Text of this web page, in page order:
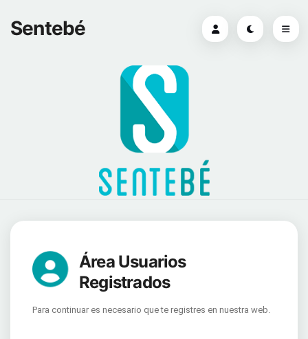
Sentebé
Área Usuarios
Registrados
Para continuar es necesario que te registres en nuestra web.